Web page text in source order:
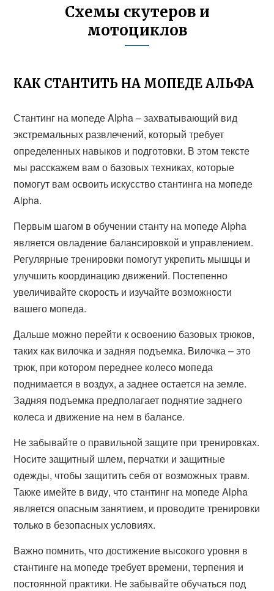
Схемы скутеров и
мотоциклов
КАК СТАНТИТЬ НА МОПЕДЕ АЛЬФА
Стантинг на мопеде Alpha – захватывающий вид
экстремальных развлечений, который требует
определенных навыков и подготовки. В этом тексте
мы расскажем вам о базовых техниках, которые
помогут вам освоить искусство стантинга на мопеде
Alpha.
Первым шагом в обучении станту на мопеде Alpha
является овладение балансировкой и управлением.
Регулярные тренировки помогут укрепить мышцы и
улучшить координацию движений. Постепенно
увеличивайте скорость и изучайте возможности
вашего мопеда.
Дальше можно перейти к освоению базовых трюков,
таких как вилочка и задняя подъемка. Вилочка – это
трюк, при котором переднее колесо мопеда
поднимается в воздух, а заднее остается на земле.
Задняя подъемка предполагает поднятие заднего
колеса и движение на нем в балансе.
Не забывайте о правильной защите при тренировках.
Носите защитный шлем, перчатки и защитные
одежды, чтобы защитить себя от возможных травм.
Также имейте в виду, что стантинг на мопеде Alpha
является опасным занятием, и проводите тренировки
только в безопасных условиях.
Важно помнить, что достижение высокого уровня в
стантинге на мопеде требует времени, терпения и
постоянной практики. Не забывайте обучаться под